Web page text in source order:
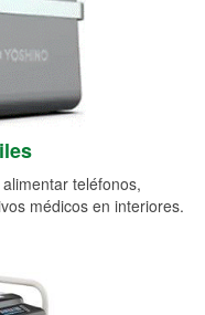
teléfonos,
médicos en interiores.